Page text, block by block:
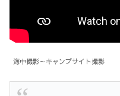
海中撮影～キャンプサイト撮影